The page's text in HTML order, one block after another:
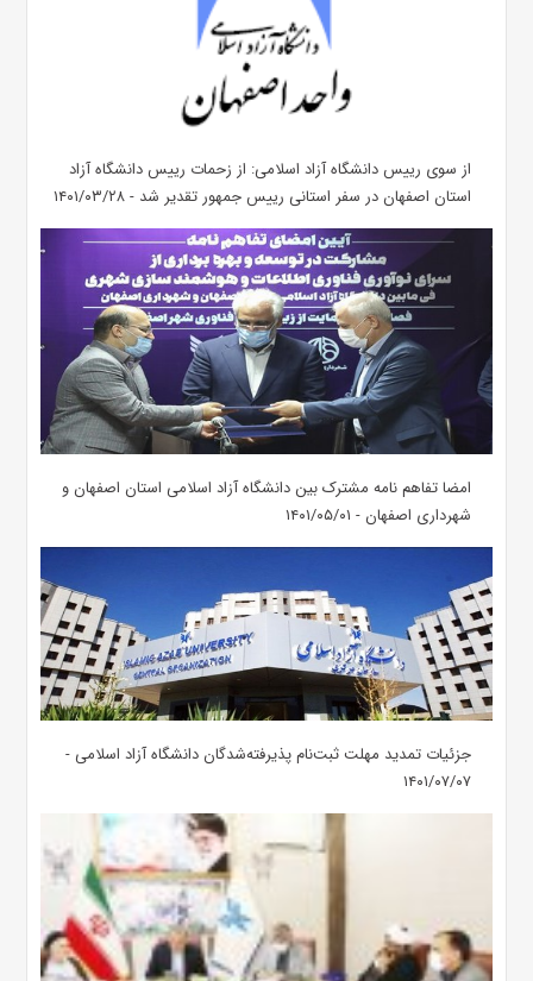
از سوی رییس دانشگاه آزاد اسلامی: از زحمات رییس دانشگاه آزاد
استان اصفهان در سفر استانی رییس جمهور تقدیر شد - ۱۴۰۱/۰۳/۲۸
امضا تفاهم نامه مشترک بین دانشگاه آزاد اسلامی استان اصفهان و
شهرداری اصفهان - ۱۴۰۱/۰۵/۰۱
جزئیات تمدید مهلت ثبت‌نام پذیرفته‌شدگان دانشگاه آزاد اسلامی -
۱۴۰۱/۰۷/۰۷